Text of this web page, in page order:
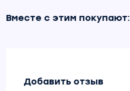
Вместе с этим покупают:
Добавить отзыв